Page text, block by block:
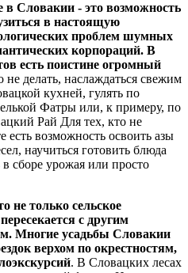
в Словакии - это возможность
в настоящую
проблем шумных
корпораций. В
есть поистине огромный
делать, наслаждаться свежим
кухней, гулять по
Фатры или, к примеру, по
Рай Для тех, кто не
есть возможность освоить азы
научиться готовить блюда
сборе урожая или просто
не только сельское
с другим
Многие усадьбы Словакии
верхом по окрестностям,
. В Словацких лесах